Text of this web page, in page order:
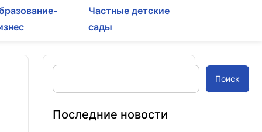
Частные детские
сады
Поиск
Последние новости